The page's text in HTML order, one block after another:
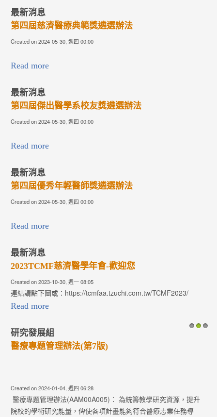
最新消息
第四屆慈濟醫療典範獎遴選辦法
Created on 2024-05-30, 週四 00:00
Read more
最新消息
第四屆傑出醫學系校友獎遴選辦法
Created on 2024-05-30, 週四 00:00
Read more
最新消息
第四屆優秀年輕醫師獎遴選辦法
Created on 2024-05-30, 週四 00:00
Read more
最新消息
2023TCMF慈濟醫學年會-歡迎您
Created on 2023-10-30, 週一 08:05
連結請點下圖或：https://tcmfaa.tzuchi.com.tw/TCMF2023/
Read more
研究發展組
醫療專題管理辦法(第7版)
Created on 2024-01-04, 週四 06:28
醫療專題管理辦法(AAM00A005)： 為統籌教學研究資源，提升
院校的學術研究能量，俾使各項計畫能夠符合醫療志業任務導